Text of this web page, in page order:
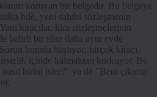
koruyan bir belgedir. Bu belgeye
bile, yeni sahibi sözleşmenin
kiracılar, kira sözleşmelerinin
belirli bir süre daha aynı evde
burada başlıyor; birçok kiracı,
içinde kalmaktan korkuyor. Bu
birini ister?" ya da "Beni çıkartır